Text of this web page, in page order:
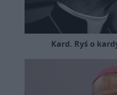
Kard. Ryś o